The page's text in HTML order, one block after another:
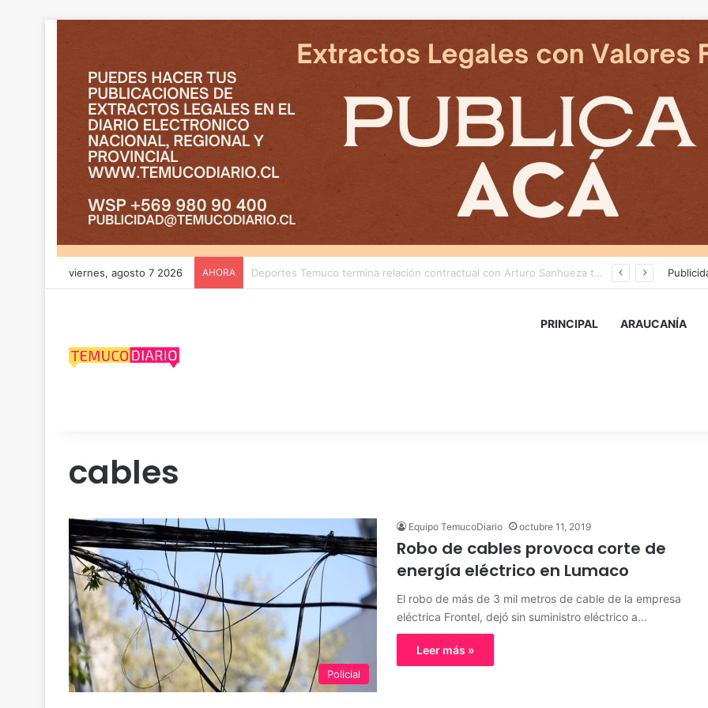
viernes, agosto 7 2026 AHORA Cámaras municipales de Temuco detectaron la comercialización de tonelada y media de mercadería asiática ilegal
PRINCIPAL ARAUCANÍA
cables
Policial
Equipo TemucoDiario octubre 11, 2019
Robo de cables provoca corte de
energía eléctrico en Lumaco
El robo de más de 3 mil metros de cable de la empresa
eléctrica Frontel, dejó sin suministro eléctrico a…
Leer más »